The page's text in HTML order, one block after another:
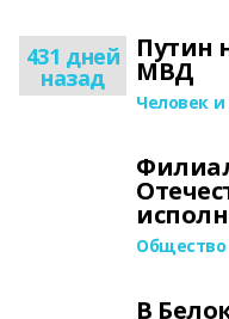
431 дней
назад
Путин
МВД
Человек и
Общество
В